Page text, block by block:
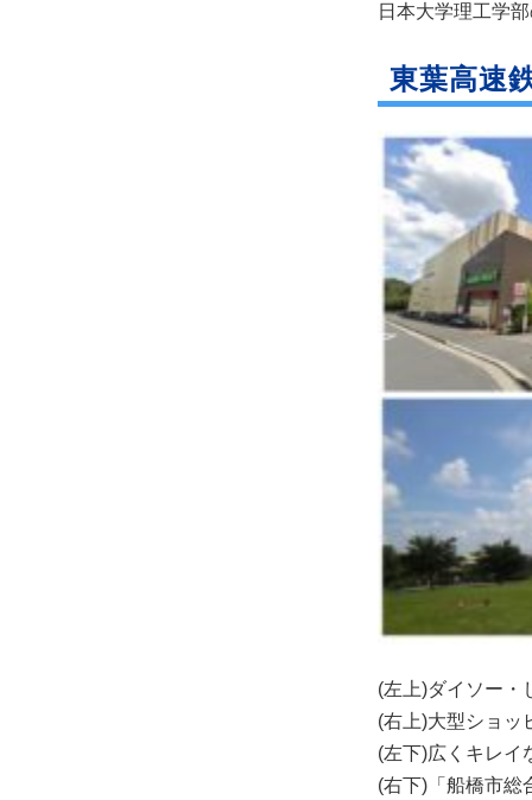
日本大学理工学
東葉高速
(左上)ダイソー・
(右上)大型ショッ
(左下)広くキレイ
(右下)「船橋市総